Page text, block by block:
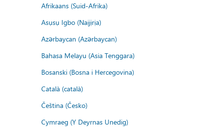
Afrikaans (Suid-Afrika)
Asụsụ Igbo (Naịjịrịa)
Azərbaycan (Azərbaycan)
Bahasa Melayu (Asia Tenggara)
Bosanski (Bosna i Hercegovina)
Català (català)
Čeština (Česko)
Cymraeg (Y Deyrnas Unedig)